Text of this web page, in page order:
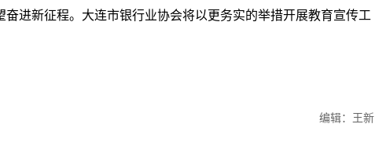
新征程。大连市银行业协会将以更务实的举措开展教育宣传工
编辑：王新